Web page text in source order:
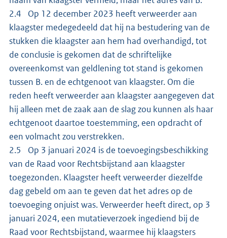
2.4 Op 12 december 2023 heeft verweerder aan
klaagster medegedeeld dat hij na bestudering van de
stukken die klaagster aan hem had overhandigd, tot
de conclusie is gekomen dat de schriftelijke
overeenkomst van geldlening tot stand is gekomen
tussen B. en de echtgenoot van klaagster. Om die
reden heeft verweerder aan klaagster aangegeven dat
hij alleen met de zaak aan de slag zou kunnen als haar
echtgenoot daartoe toestemming, een opdracht of
een volmacht zou verstrekken.
2.5 Op 3 januari 2024 is de toevoegingsbeschikking
van de Raad voor Rechtsbijstand aan klaagster
toegezonden. Klaagster heeft verweerder diezelfde
dag gebeld om aan te geven dat het adres op de
toevoeging onjuist was. Verweerder heeft direct, op 3
januari 2024, een mutatieverzoek ingediend bij de
Raad voor Rechtsbijstand, waarmee hij klaagsters